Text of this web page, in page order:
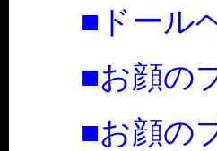
■ドール
■お顔の
■お顔の